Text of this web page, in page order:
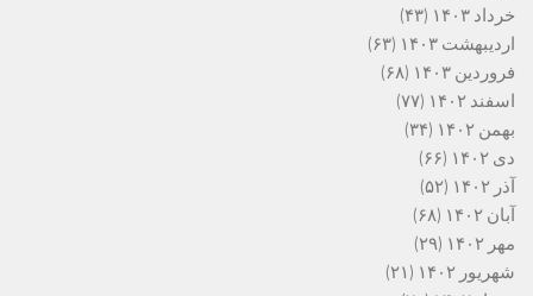
خرداد ۱۴۰۳
(۴۳)
اردیبهشت ۱۴۰۳
(۶۳)
فروردین ۱۴۰۳
(۶۸)
اسفند ۱۴۰۲
(۷۷)
بهمن ۱۴۰۲
(۳۴)
دی ۱۴۰۲
(۶۶)
آذر ۱۴۰۲
(۵۲)
آبان ۱۴۰۲
(۶۸)
مهر ۱۴۰۲
(۲۹)
شهریور ۱۴۰۲
(۲۱)